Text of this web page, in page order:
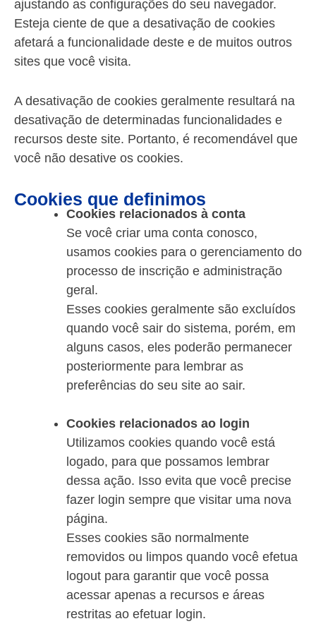
ajustando as configurações do seu navegador.
Esteja ciente de que a desativação de cookies
afetará a funcionalidade deste e de muitos outros
sites que você visita.
A desativação de cookies geralmente resultará na
desativação de determinadas funcionalidades e
recursos deste site. Portanto, é recomendável que
você não desative os cookies.
Cookies que definimos
Cookies relacionados à conta
Se você criar uma conta conosco,
usamos cookies para o gerenciamento do
processo de inscrição e administração
geral.
Esses cookies geralmente são excluídos
quando você sair do sistema, porém, em
alguns casos, eles poderão permanecer
posteriormente para lembrar as
preferências do seu site ao sair.
Cookies relacionados ao login
Utilizamos cookies quando você está
logado, para que possamos lembrar
dessa ação. Isso evita que você precise
fazer login sempre que visitar uma nova
página.
Esses cookies são normalmente
removidos ou limpos quando você efetua
logout para garantir que você possa
acessar apenas a recursos e áreas
restritas ao efetuar login.